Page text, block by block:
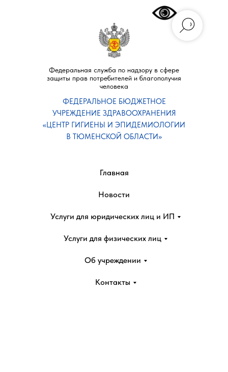
Федеральная служба по надзору в сфере
защиты прав потребителей и благополучия
человека
ФЕДЕРАЛЬНОЕ БЮДЖЕТНОЕ
УЧРЕЖДЕНИЕ ЗДРАВООХРАНЕНИЯ
«ЦЕНТР ГИГИЕНЫ И ЭПИДЕМИОЛОГИИ
В ТЮМЕНСКОЙ ОБЛАСТИ»
Главная
Новости
Услуги для юридических лиц и ИП
Услуги для физических лиц
Об учреждении
Контакты